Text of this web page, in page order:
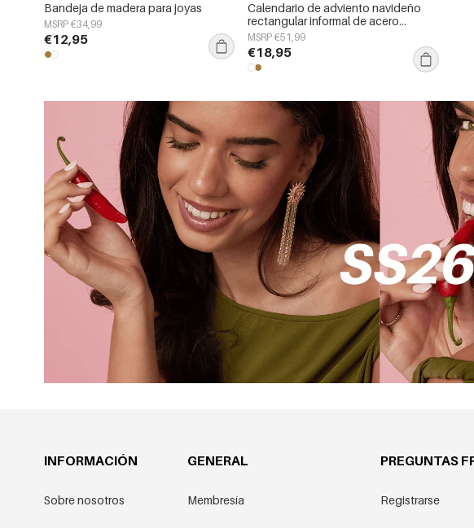
Bandeja de madera para joyas
MSRP €34,99
€12,95
Calendario de adviento navideño
rectangular informal de acero
inoxidable para Navidad
MSRP €51,99
€18,95
INFORMACIÓN
Sobre nosotros
GENERAL
Membresía
PREGUNTAS
Registrarse